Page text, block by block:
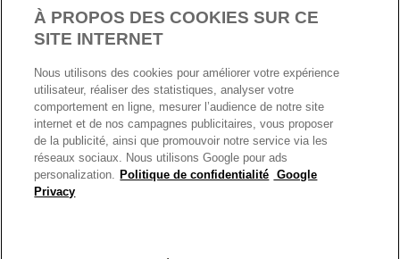
Nous contacter
*Conditions des offres en cours
Nettoyage & Entretien
Conditions générales de My Pandora
Politique de confidentialité
Protection des données
Conditions générales de vente
Conditions générales de vente Click & Collect
Plateforme ODR
FRANCE France
© TOUS DROITS RESERVES. 2026 Pandora
À PROPOS DES COOKIES SUR CE
SITE INTERNET
Nous utilisons des cookies pour améliorer votre expérience
utilisateur, réaliser des statistiques, analyser votre
comportement en ligne, mesurer l’audience de notre site
internet et de nos campagnes publicitaires, vous proposer
de la publicité, ainsi que promouvoir notre service via les
réseaux sociaux. Nous utilisons Google pour ads
personalization. Politique de confidentialité Google
Privacy